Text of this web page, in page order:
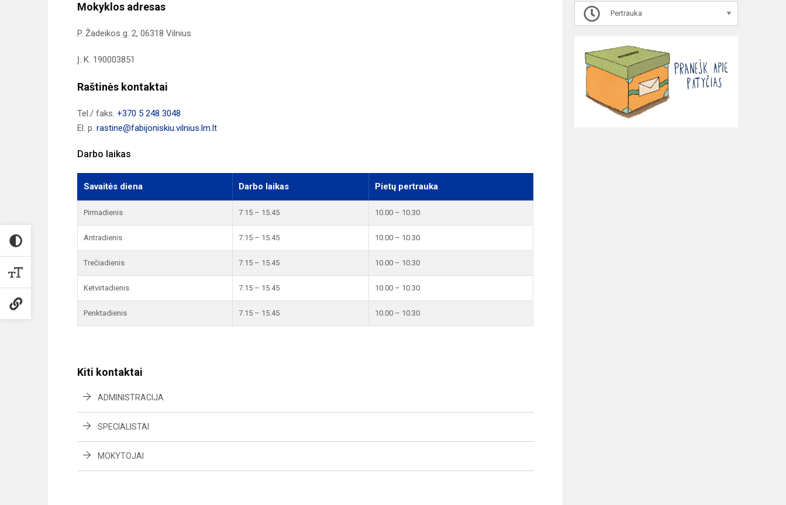
Mokyklos adresas
P. Žadeikos g. 2, 06318 Vilnius
Į. K. 190003851
Raštinės kontaktai
Tel./ faks. +370 5 248 3048
El. p. rastine@fabijoniskiu.vilnius.lm.lt
Darbo laikas
Savaitės diena Darbo laikas Pietų pertrauka
Pirmadienis 7.15 – 15.45 10.00 – 10.30
Antradienis 7.15 – 15.45 10.00 – 10.30
Trečiadienis 7.15 – 15.45 10.00 – 10.30
Ketvirtadienis 7.15 – 15.45 10.00 – 10.30
Penktadienis 7.15 – 15.45 10.00 – 10.30
Kiti kontaktai
ADMINISTRACIJA
SPECIALISTAI
MOKYTOJAI
Pertrauka